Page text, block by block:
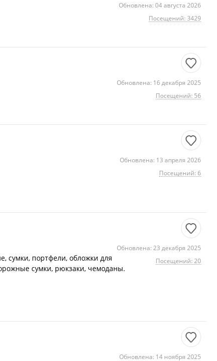
Обновлена: 04 августа 2026
Посещений: 3429
Обновлена: 16 декабря 2025
Посещений: 56
Обновлена: 13 апреля 2026
Посещений: 6
Обновлена: 23 декабря 2025
Посещений: 20
сумки, портфели, обложки для
сумки, рюкзаки, чемоданы.
Обновлена: 14 ноября 2025